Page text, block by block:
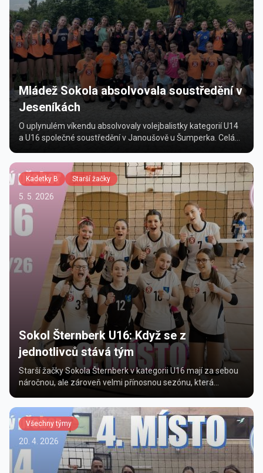
Mládež Sokola absolvovala soustředění v
Jeseníkách
O uplynulém víkendu absolvovaly volejbalistky kategorií U14
a U16 společné soustředění v Janoušově u Šumperka. Celá
Kadetky B Starší žačky
5. 5. 2026
Sokol Šternberk U16: Když se z
jednotlivců stává tým
Starší žačky Sokola Šternberk v kategorii U16 mají za sebou
náročnou, ale zároveň velmi přínosnou sezónu, která
Všechny týmy
20. 4. 2026